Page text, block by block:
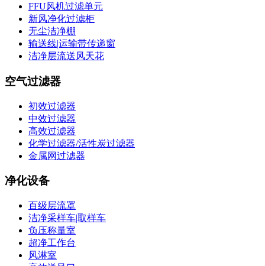
FFU风机过滤单元
新风净化过滤柜
无尘洁净棚
输送线|运输带传递窗
洁净层流送风天花
空气过滤器
初效过滤器
中效过滤器
高效过滤器
化学过滤器/活性炭过滤器
金属网过滤器
净化设备
百级层流罩
洁净采样车|取样车
负压称量室
超净工作台
风淋室